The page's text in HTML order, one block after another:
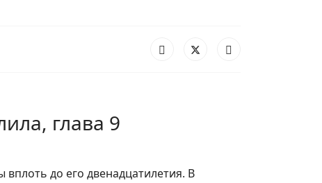
глава 9
до его двенадцатилетия. В